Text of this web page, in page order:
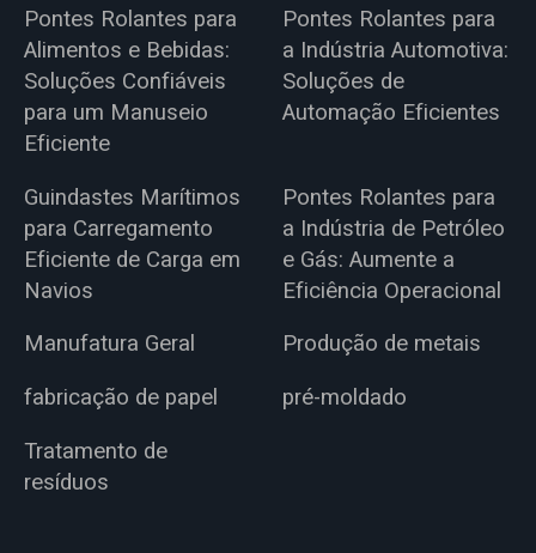
Pontes Rolantes para
Alimentos e Bebidas:
Soluções Confiáveis
para um Manuseio
Eficiente
Pontes Rolantes para
a Indústria Automotiva:
Soluções de
Automação Eficientes
Guindastes Marítimos
para Carregamento
Eficiente de Carga em
Navios
Pontes Rolantes para
a Indústria de Petróleo
e Gás: Aumente a
Eficiência Operacional
Manufatura Geral
Produção de metais
fabricação de papel
pré-moldado
Tratamento de
resíduos